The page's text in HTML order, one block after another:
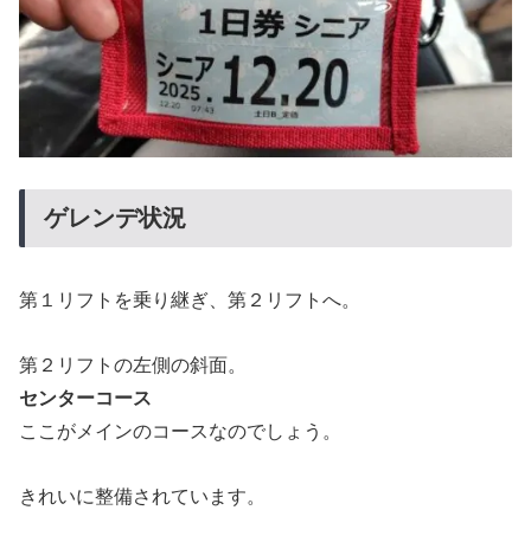
ゲレンデ状況
第１リフトを乗り継ぎ、第２リフトへ。
第２リフトの左側の斜面。
センターコース
ここがメインのコースなのでしょう。
きれいに整備されています。